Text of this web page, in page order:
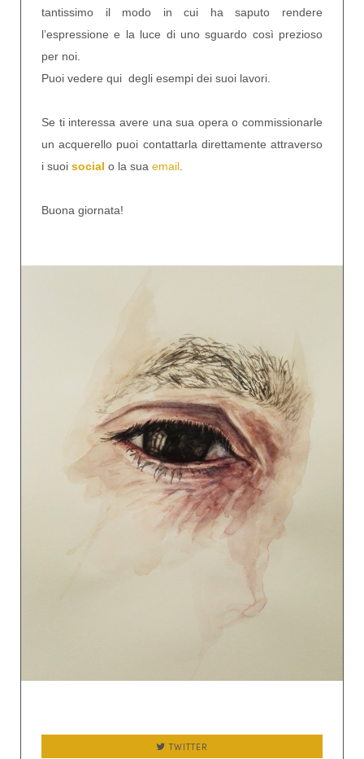
tantissimo il modo in cui ha saputo rendere
l’espressione e la luce di uno sguardo così prezioso
per noi.
Puoi vedere qui degli esempi dei suoi lavori.
Se ti interessa avere una sua opera o commissionarle
un acquerello puoi contattarla direttamente attraverso
i suoi social o la sua email
Buona giornata!
TWITTER